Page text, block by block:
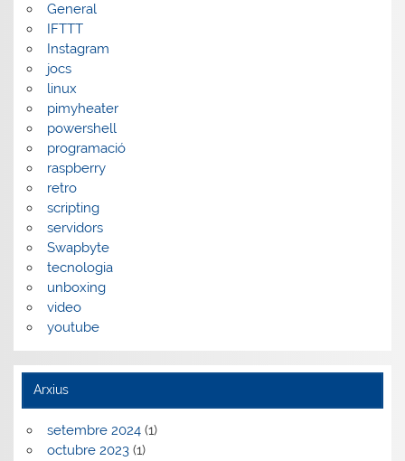
General
IFTTT
Instagram
jocs
linux
pimyheater
powershell
programació
raspberry
retro
scripting
servidors
Swapbyte
tecnologia
unboxing
video
youtube
Arxius
setembre 2024(1)
octubre 2023(1)